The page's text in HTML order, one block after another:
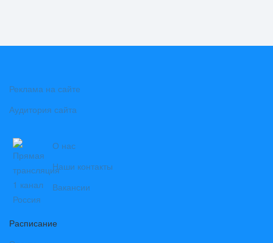
Реклама на сайте
Аудитория сайта
О нас
Наши контакты
Вакансии
Расписание